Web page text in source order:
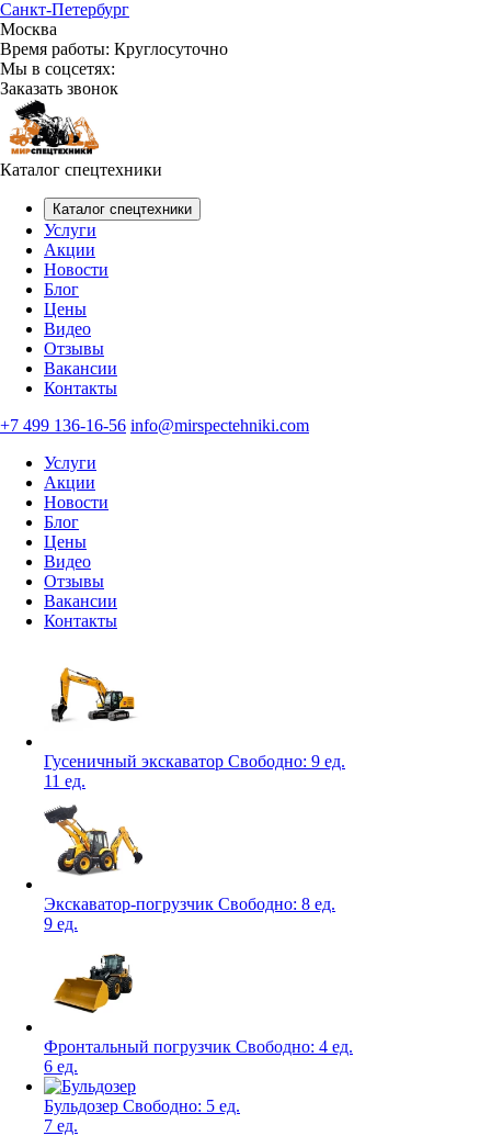
Санкт-Петербург
Москва
Время работы: Круглосуточно
Мы в соцсетях:
Заказать звонок
Каталог спецтехники
Каталог спецтехники
Услуги
Акции
Новости
Блог
Цены
Видео
Отзывы
Вакансии
Контакты
+7 499 136-16-56 info@mirspectehniki.com
Услуги
Акции
Новости
Блог
Цены
Видео
Отзывы
Вакансии
Контакты
Гусеничный экскаватор Свободно: 9 ед.
11 ед.
Экскаватор-погрузчик Свободно: 8 ед.
9 ед.
Фронтальный погрузчик Свободно: 4 ед.
6 ед.
Бульдозер Свободно: 5 ед.
7 ед.